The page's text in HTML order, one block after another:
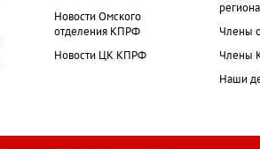
Новости Омского
отделения КПРФ
Новости ЦК КПРФ
Члены
Члены
Наши